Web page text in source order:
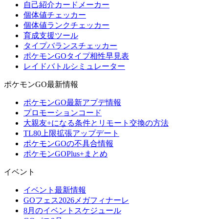
自己紹介カードメーカー
個体値チェッカー
個体値ランクチェッカー
育成支援ツール
タイプバランスチェッカー
ポケモンGOタイプ相性早見表
レイドバトルシミュレーター
ポケモンGO最新情報
ポケモンGO最新アプデ情報
プロモーションコード
大親友+になる条件とリモート交換の方法
TL80上限拡張アップデート
ポケモンGOの不具合情報
ポケモンGOPlus+まとめ
イベント
イベント最新情報
GOフェス2026メガフィナーレ
8月のイベントスケジュール